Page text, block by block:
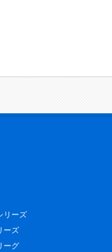
リーズ
ーズ
ーグ